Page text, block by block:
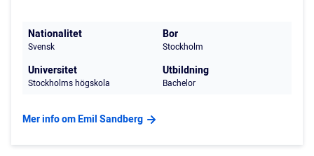
Nationalitet
Svensk
Bor
Stockholm
Universitet
Stockholms högskola
Utbildning
Bachelor
Mer info om Emil Sandberg